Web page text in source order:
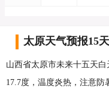
太原天气预报15
山西省太原市未来十五天
17.7度，温度炎热，注意